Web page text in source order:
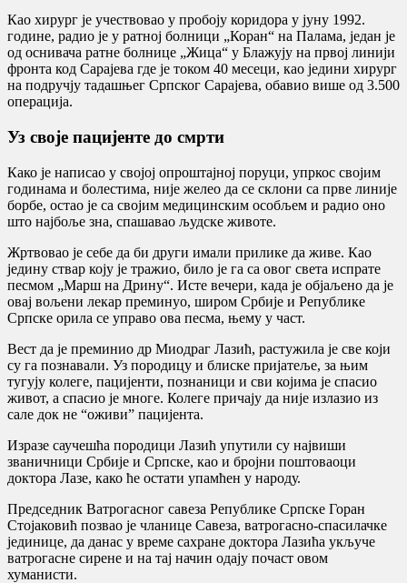
Као хирург је учествовао у пробоју коридора у јуну 1992.
године, радио је у ратној болници „Коран“ на Палама, један је
од оснивача ратне болнице „Жица“ у Блажују на првој линији
фронта код Сарајева где је током 40 месеци, као једини хирург
на подручју тадашњег Српског Сарајева, обавио више од 3.500
операција.
Уз своје пацијенте до смрти
Како је написао у својој опроштајној поруци, упркос својим
годинама и болестима, није желео да се склони са прве линије
борбе, остао је са својим медицинским особљем и радио оно
што најбоље зна, спашавао људске животе.
Жртвовао је себе да би други имали прилике да живе. Као
једину ствар коју је тражио, било је га са овог света испрате
песмом „Марш на Дрину“. Исте вечери, када је објаљено да је
овај вољени лекар преминуо, широм Србије и Републике
Српске орила се управо ова песма, њему у част.
Вест да је преминио др Миодраг Лазић, растужила је све који
су га познавали. Уз породицу и блиске пријатеље, за њим
тугују колеге, пацијенти, познаници и сви којима је спасио
живот, а спасио је многе. Колеге причају да није излазио из
сале док не “оживи” пацијента.
Изразе саучешћа породици Лазић упутили су највиши
званичници Србије и Српске, као и бројни поштоваоци
доктора Лазе, како ће остати упамћен у народу.
Председник Ватрогасног савеза Републике Српске Горан
Стојаковић позвао је чланице Савеза, ватрогасно-спасилачке
јединице, да данас у време сахране доктора Лазића укључе
ватрогасне сирене и на тај начин одају почаст овом
хуманисти.